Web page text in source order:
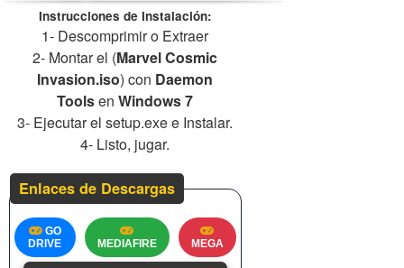
Instrucciones de Instalación:
1- Descomprimir o Extraer
2- Montar el (Marvel Cosmic
Invasion.iso) con Daemon
ToolsenWindows 7
3- Ejecutar el setup.exe e Instalar.
4- Listo, jugar.
Enlaces de Descargas
GO
DRIVE
MEDIAFIRE MEGA